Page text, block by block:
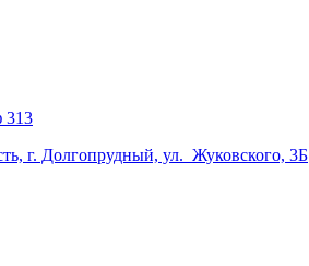
313
г. Долгопрудный, ул. Жуковского, 3Б